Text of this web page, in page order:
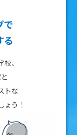
で
る
、
トな
ょう！